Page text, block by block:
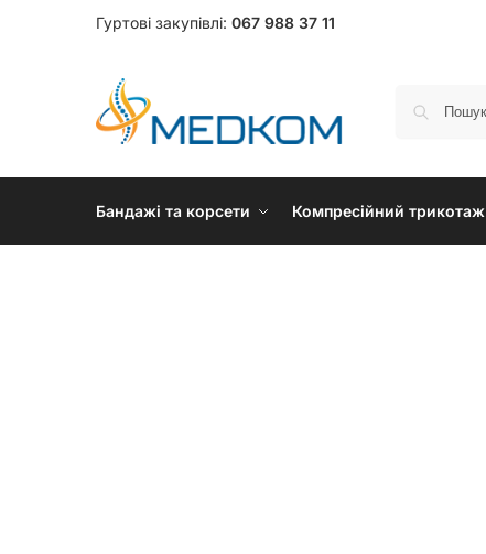
Гуртові закупівлі: 067 988 37 11
Бандажі та корсети Компресійний трикотаж